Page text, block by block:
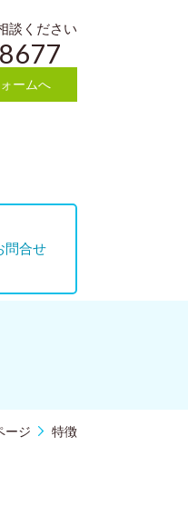
談ください
ームへ
問合せ
ージ 特徴